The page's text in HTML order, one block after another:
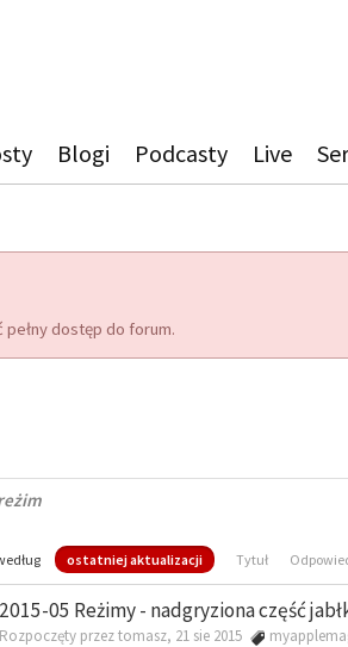
Blogi Podcasty Live
pełny dostęp do forum.
ostatniej aktualizacji Tytuł
2015-05 Reżimy - nadgryziona część
Rozpoczęty przez tomasz, 21 sie 2015